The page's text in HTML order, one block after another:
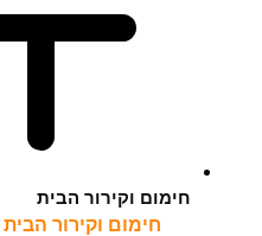
חימום וקירור הבית
חימום וקירור הבית